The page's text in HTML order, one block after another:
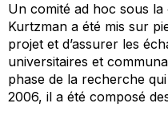
Un comité ad hoc sous la
Kurtzman a été mis sur
projet et d’assurer les
universitaires et
phase de la recherche
2006, il a été composé